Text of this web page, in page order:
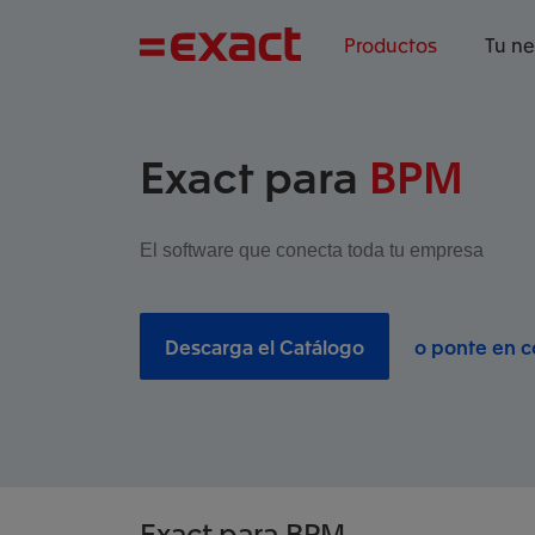
Productos Tu
Exact para BPM
El software que conecta toda tu empresa
Descarga el Catálogo o ponte en